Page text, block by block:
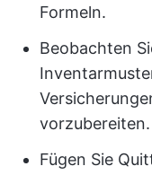
Formeln.
Beobachten
vorzubereiten.
Fügen Sie